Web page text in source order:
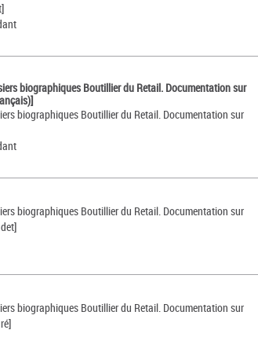
biographiques Boutillier du Retail. Documentation sur
biographiques Boutillier du Retail. Documentation sur
biographiques Boutillier du Retail. Documentation sur
biographiques Boutillier du Retail. Documentation sur